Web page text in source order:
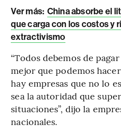
Ver más: China absorbe el
que carga con los costos y
extractivismo
“Todos debemos de
mejor que podemos
hay empresas que no lo
sea la autoridad que
situaciones”, dijo la
nacionales.